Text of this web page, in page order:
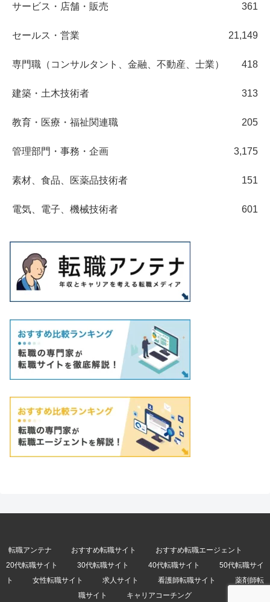
サービス・店舗・販売 361
セールス・営業 21,149
専門職（コンサルタント、金融、不動産、士業） 418
建築・土木技術者 313
教育・医療・福祉関連職 205
管理部門・事務・企画 3,175
素材、食品、医薬品技術者 151
電気、電子、機械技術者 601
転職アンテナ おすすめ転職サイト
おすすめ転職エージェント
20代転職サイト
30代転職サイト 40代転職サイト
50代転職サイ
ト
女性転職サイト 求人サイト 看護師転職サイト
薬剤師転
職サイト
キャリアコーチング